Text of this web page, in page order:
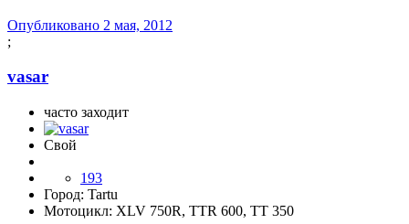
Опубликовано 2 мая, 2012
;
vasar
часто заходит
Свой
193
Город: Tartu
Мотоцикл: XLV 750R, TTR 600, TT 350